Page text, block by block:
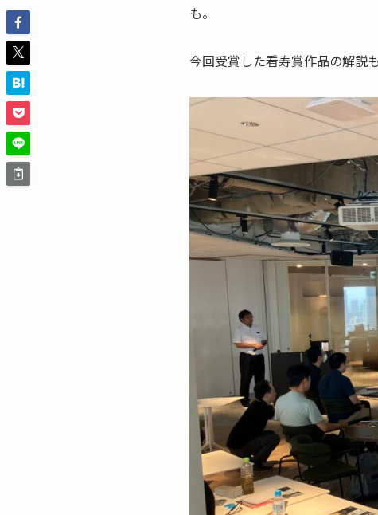
も。
今回受賞した看寿賞作品の解説